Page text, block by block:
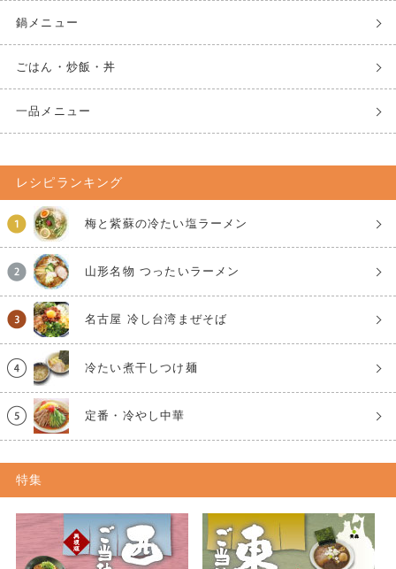
鍋メニュー
ごはん・炒飯・丼
一品メニュー
レシピランキング
梅と紫蘇の冷たい塩ラーメン
山形名物 つったいラーメン
名古屋 冷し台湾まぜそば
冷たい煮干しつけ麺
定番・冷やし中華
特集